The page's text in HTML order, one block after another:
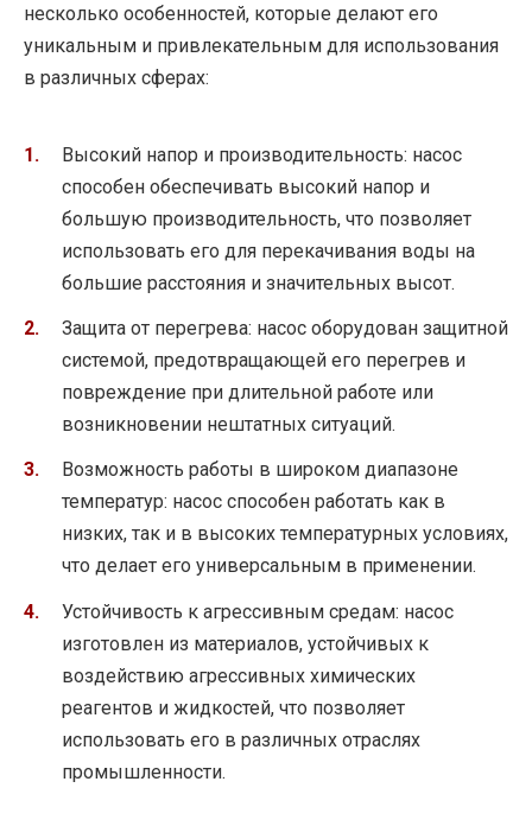
несколько особенностей, которые делают его
уникальным и привлекательным для использования
в различных сферах:
Высокий напор и производительность: насос
способен обеспечивать высокий напор и
большую производительность, что позволяет
использовать его для перекачивания воды на
большие расстояния и значительных высот.
Защита от перегрева: насос оборудован защитной
системой, предотвращающей его перегрев и
повреждение при длительной работе или
возникновении нештатных ситуаций.
Возможность работы в широком диапазоне
температур: насос способен работать как в
низких, так и в высоких температурных условиях,
что делает его универсальным в применении.
Устойчивость к агрессивным средам: насос
изготовлен из материалов, устойчивых к
воздействию агрессивных химических
реагентов и жидкостей, что позволяет
использовать его в различных отраслях
промышленности.